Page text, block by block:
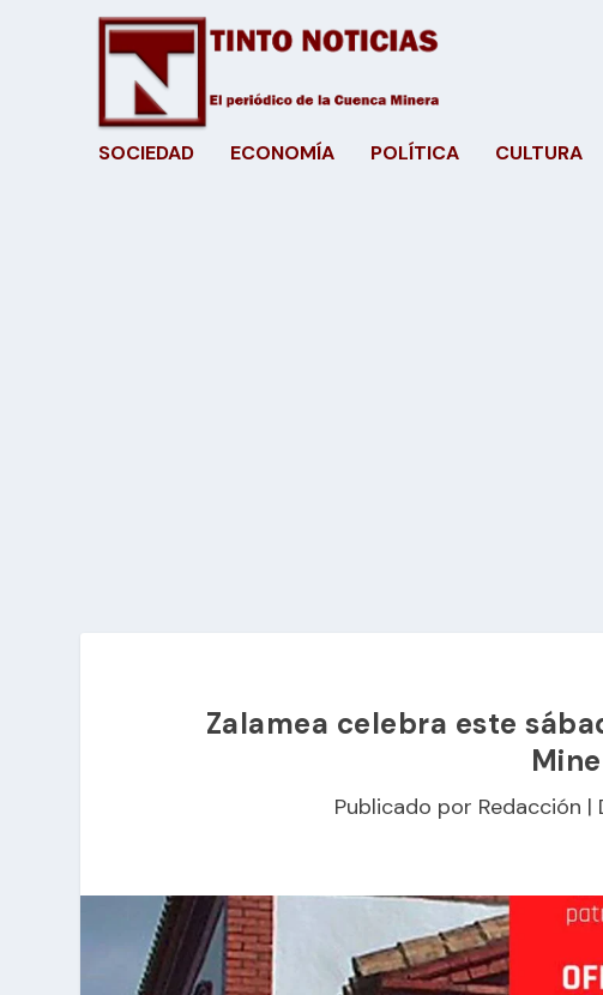
SOCIEDAD ECONOMÍA POLÍTICA CULTURA
Zalamea celebra este
Publicado por Redacción |